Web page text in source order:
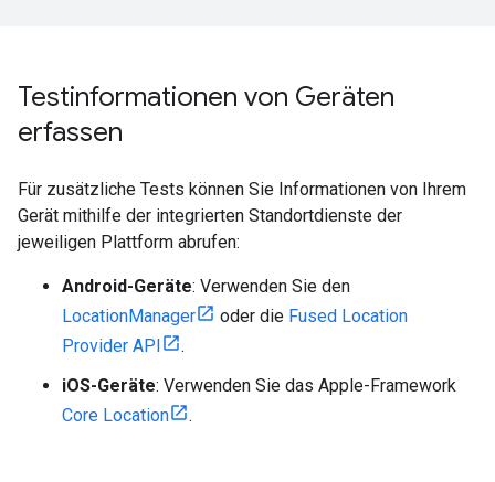
Testinformationen von Geräten
erfassen
Für zusätzliche Tests können Sie Informationen von Ihrem
Gerät mithilfe der integrierten Standortdienste der
jeweiligen Plattform abrufen:
Android-Geräte: Verwenden Sie den
LocationManager
oder die Fused Location
Provider API
.
iOS-Geräte: Verwenden Sie das Apple-Framework
Core Location
.